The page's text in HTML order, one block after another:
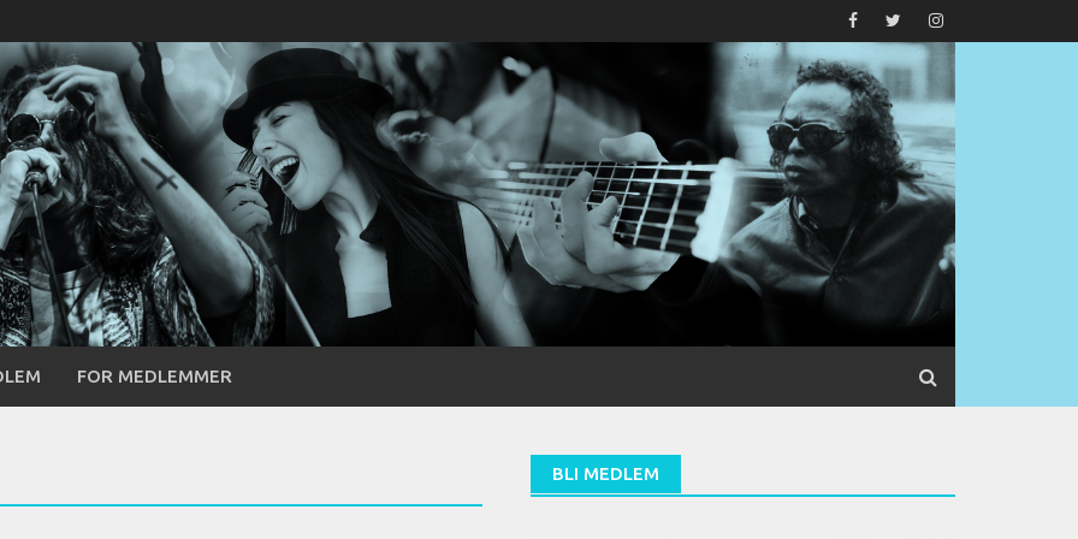
FOR MEDLEMMER
BLI MEDLEM